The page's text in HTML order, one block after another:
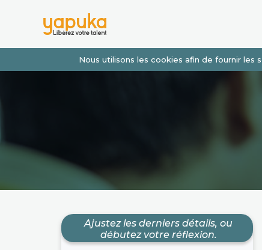
Nous utilisons les cookies afin de fournir
Ajustez les derniers détails, ou
débutez votre réflexion.